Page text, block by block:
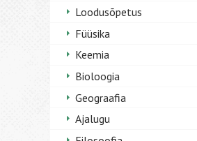
Loodusõpetus
Füüsika
Keemia
Bioloogia
Geograafia
Ajalugu